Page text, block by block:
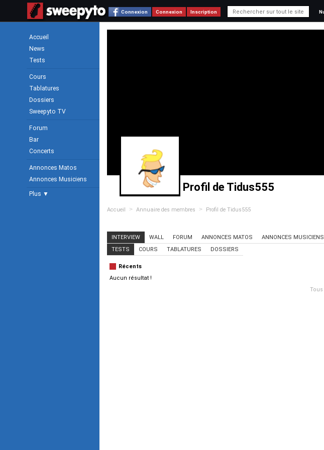
Connexion Connexion Inscription
Accueil
News
Tests
Cours
Tablatures
Dossiers
Sweepyto TV
Forum
Bar
Concerts
Annonces Matos
Annonces Musiciens
Plus ▼
Profil de Tidus555
Accueil > Annuaire des membres > Profil de Tidus555
INTERVIEW WALL FORUM ANNONCES MATOS ANNONCES MUSICIENS
TESTS
COURS TABLATURES DOSSIERS
Récents
Aucun résultat !